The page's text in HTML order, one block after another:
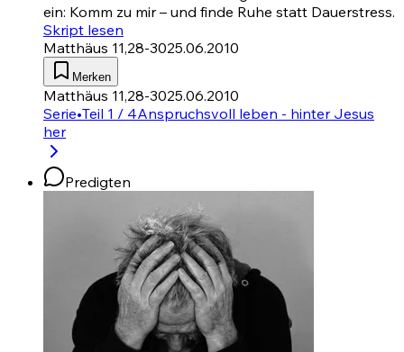
ein: Komm zu mir – und finde Ruhe statt Dauerstress.
Skript lesen
Matthäus 11,28-3025.06.2010
Merken
Matthäus 11,28-3025.06.2010
Serie•Teil 1 / 4Anspruchsvoll leben - hinter Jesus
her
Predigten